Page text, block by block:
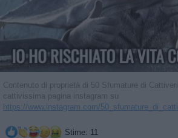
Contenuto di proprietà di 50 Sfumature di
cattivissima pagina instagram su
https://www.instagram.com/
Stime: 11